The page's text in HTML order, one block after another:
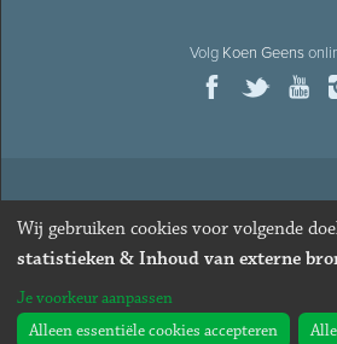
Volg Koen Geens
© 2026Oud-minister en ere-
· Alle rechten voorbehouden
Webdesign&website ontwikkelingdoor
Wij gebruiken cookies voor volgende
statistieken & Inhoud van externe
Je voorkeur aanpassen
Alleen essentiële cookies accepteren